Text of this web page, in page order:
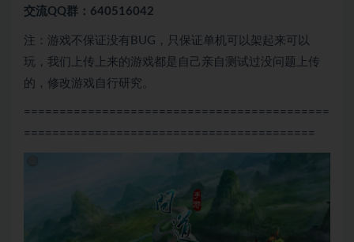
交流QQ群：640516042
注：游戏不保证没有BUG，只保证单机可以架起来可以
玩，我们上传上来的游戏都是自己亲自测试过没问题上传
的，修改游戏自行研究。
===========================================
=========================================